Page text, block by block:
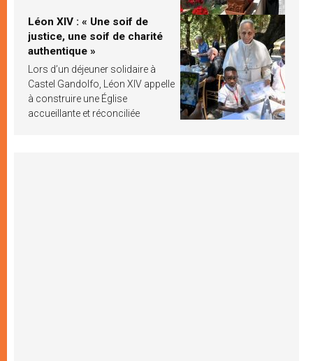
Léon XIV : « Une soif de
justice, une soif de charité
authentique »
Lors d’un déjeuner solidaire à
Castel Gandolfo, Léon XIV appelle
à construire une Église
accueillante et réconciliée